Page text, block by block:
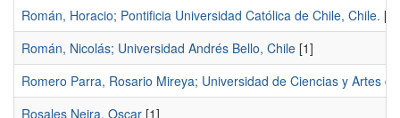
Román, Horacio; Pontificia Universidad Católica de Chile, Chile. [1]
Román, Nicolás; Universidad Andrés Bello, Chile [1]
Romero Parra, Rosario Mireya; Universidad de Ciencias y Artes
Rosales Neira, Oscar [1]